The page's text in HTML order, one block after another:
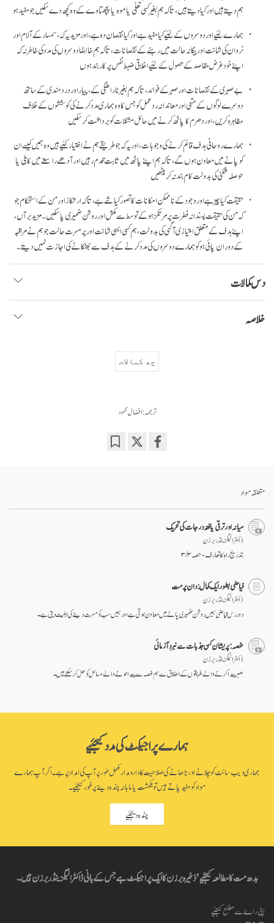
ہم دیتے ہیں اور کیا دیتے ہیں، تا کہ ہم بغیر کسی تعلّی یا موہ یا پچھتاوے کے وہ کچھ دے سکیں جو مفید ہو
ہمارے لئیے اور دوسروں کے لئیے کیا مفید ہے اور کیا نقصان دہ ہے، اور مزید یہ کہ، سمسار کے آلام اور
نروان کی شانت اور بیگانہ حالت میں رہنے کے نقصانات، تا کہ ہم خالصًا دوسروں کی مدد کی خاطر نہ کہ
اپنے خود غرض مقاصد کے حصول کے لئیے اخلاقی ضبط نفس پر کار بند ہوں
بے صبری کے نقصانات اور صبر کے فوائد، تا کہ ہم بغیر ناراضگی کے، پیار اور درد مندی کے ساتھ
دوسرے لوگوں کے منفی اور معاندانہ رد عمل کو جس کا وہ ہماری مدد کرنے کی کوششوں کے خلاف
مظاہرہ کریں، اور دھرم کا پاٹھ کرنے میں حائل مشکلات کو برداشت کر سکیں
ہمارے روحانی ہدف قائم کرنے کی وجوہات، اور یہ کہ جو طریقے ہم نے اختیار کئیے ہیں وہ ہمیں کیسے ان
کو پانے میں معاون ہوں گے، تا کہ ہم اپنے پاٹھ میں ثابت قدم رہیں اور آدھے راستے میں کاہلی یا
حوصلہ شکنی کی بدولت کام بند نہ کر بیٹھیں
حقیقت کیا چیز ہے اور وجود کے ناممکن امکانات کا تصور کیا شے ہے، تا کہ ارتکاز اور من کے استحکام جو
کہ من کی حقیقت پسندانہ فطرت پر مرتکز ہو کے توسط سے مکش اور روشن ضمیری پا سکیں۔ مزید بر آں،
اپنے ہدف کے متعلق امتیازی آگہی کی بدولت، ہم کسی ایسی شانت اور پر مسرت حالت جو ہم نے مراقبہ
کے دوران پائی ہو کو ہمارے دوسروں کی مدد کرنے کے ہدف سے بھٹکانے کی اجازت نہیں دیتے۔
دس کمالات
خلاصہ
چھ کمالات
ترجمہ: افضال محمود
متعلقہ مواد
میانہ اور ترقی یافتہ درجات کی تحریک
ڈاکٹر الیگزینڈر برزن
بتدریج راہ کا تعارف - حصہ ۳ / ۳
فیاضی بطور ایک کمال: دان پرمت
ڈاکٹر الیگزینڈر برزن
دور رس فیاضی ہمیں روشن ضمیری پانے میں معاون ہوتی ہے اور ہمیں سب کو مسرت دینے کی اہلیت دیتی ہے۔
غصہ: پریشان کن جذبات سے نبرد آزمائی
ڈاکٹر الیگزینڈر برزن
صبر پیدا کرنے والے طریقوں کے اطلاق سے ہم غصہ سے پیدا ہونے والے مسائل کو حل کر سکتے ہیں۔
ہمارے پراجیکٹ کی مدد کیجئیے
ہماری ویب سائٹ کو چلانے اور بڑھانے کی صلاحیت کا دارومدار مکمل طور پر آپ کی امداد پر ہے۔ اگر آپ ہمارے
مواد کو مفید پاتے ہیں تو یکمشت یا ماہانہ چندہ دینے پر غور کیجئیے۔
چندہ دیجئیے
بدھ مت کا مطالعہ کیجئیے’ ذخیرہ برزن کا ایک پراجیکٹ ہے جس کے بانی ڈاکٹر الیگزینڈر برزن ہیں۔
اپنی راۓ سے مطلع کیجئیے